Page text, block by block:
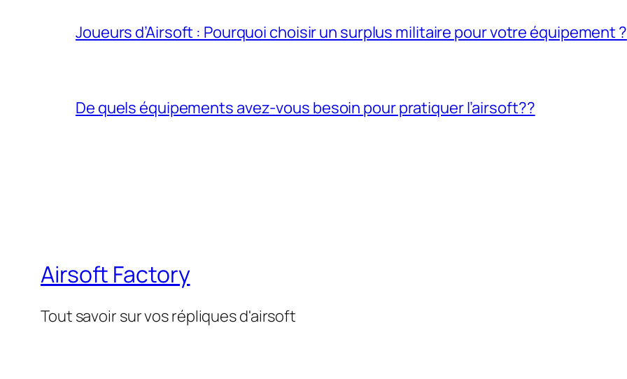
Joueurs d’Airsoft : Pourquoi choisir un surplus militaire pour votre équipement ?
De quels équipements avez-vous besoin pour pratiquer l’airsoft??
Airsoft Factory
Tout savoir sur vos répliques d'airsoft